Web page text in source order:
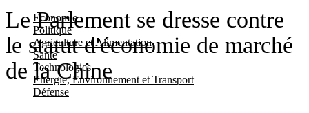
Economie
Politique
Agriculture et Alimentation
Santé
Technologies
Energie, Environnement et Transport
Défense
Le Parlement se dresse contre
le statut d'économie de marché
de la Chine